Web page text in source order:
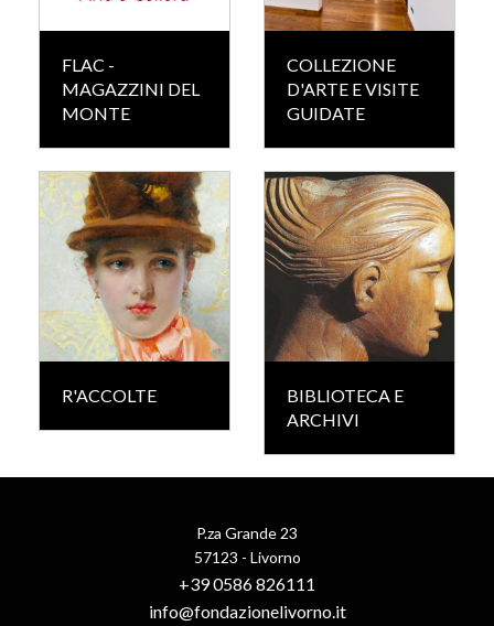
FLAC -
MAGAZZINI DEL
MONTE
COLLEZIONE
D'ARTE E VISITE
GUIDATE
R'ACCOLTE
BIBLIOTECA E
ARCHIVI
P.za Grande 23
57123 - Livorno
+39 0586 826111
info@fondazionelivorno.it